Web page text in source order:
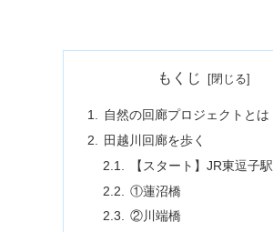
もくじ
自然の回廊プロジェクトとは
田越川回廊を歩く
【スタート】JR東逗子駅
①蓮沼橋
②川端橋